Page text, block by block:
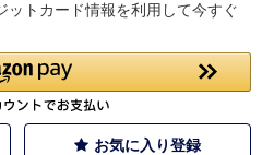
トカード情報を利用して今すぐ
お気に入り登録